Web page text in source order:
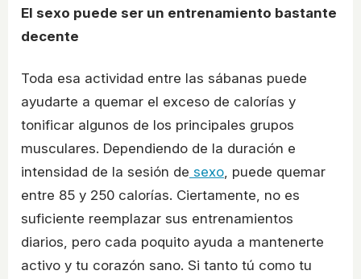
El sexo puede ser un entrenamiento bastante
decente
Toda esa actividad entre las sábanas puede
ayudarte a quemar el exceso de calorías y
tonificar algunos de los principales grupos
musculares. Dependiendo de la duración e
intensidad de la sesión de sexo , puede quemar
entre 85 y 250 calorías. Ciertamente, no es
suficiente reemplazar sus entrenamientos
diarios, pero cada poquito ayuda a mantenerte
activo y tu corazón sano. Si tanto tú como tu